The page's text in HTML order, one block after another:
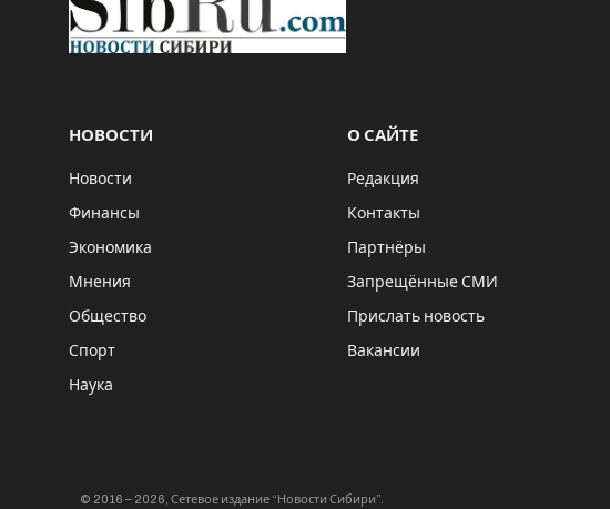
НОВОСТИ
Новости
Финансы
Экономика
Мнения
Общество
Спорт
Наука
О САЙТЕ
Редакция
Контакты
Партнёры
Запрещённые СМИ
Прислать новость
Вакансии
© 2016 – 2026, Сетевое издание “Новости Сибири”.